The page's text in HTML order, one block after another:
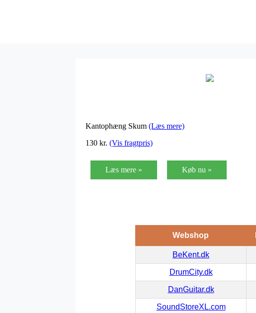
Kantophæng Skum (Læs mere)
130 kr. (Vis fragtpris)
Læs mere » Køb nu »
Webshop
BeKent.dk
DrumCity.dk
DanGuitar.dk
SoundStoreXL.com